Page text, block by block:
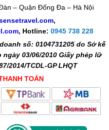
– Quận Đống Đa – Hà Nội
,
, Hotline: 0945 738 228
số: 0104731205 do Sở kế
03/06/2010 Giấy phép lữ
2014/TCDL-GP LHQT
TOÁN